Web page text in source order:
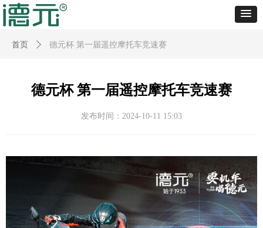
首页 ꄲ 德元杯 第一届遥控摩托车竞速赛
德元杯 第一届遥控摩托车竞速赛
发布时间： 2024-10-11 15:03